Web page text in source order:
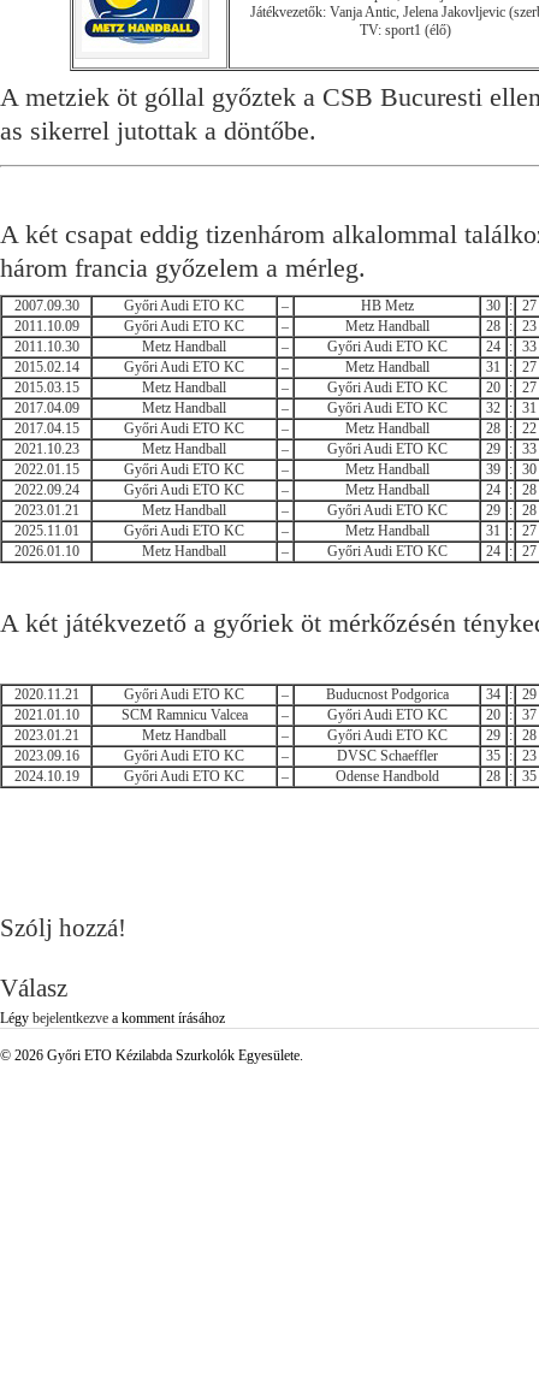
Játékvezetők: Vanja Antic, Jelena Jakovljevic
TV: sport1 (élő)
A metziek öt góllal győztek a CSB Bucuresti
as sikerrel jutottak a döntőbe.
A két csapat eddig tizenhárom alkalommal
három francia győzelem a mérleg.
2007.09.30 Győri Audi ETO KC – HB Metz 30 : 27
2011.10.09
Győri Audi ETO KC – Metz Handball 28 : 23
2011.10.30
Metz Handball – Győri Audi ETO KC 24 : 33
2015.02.14
Győri Audi ETO KC – Metz Handball 31 : 27
2015.03.15
Metz Handball – Győri Audi ETO KC 20 : 27
2017.04.09
Metz Handball – Győri Audi ETO KC 32 : 31
2017.04.15
Győri Audi ETO KC – Metz Handball 28 : 22
2021.10.23
Metz Handball – Győri Audi ETO KC 29 : 33
2022.01.15
Győri Audi ETO KC – Metz Handball 39 : 30
2022.09.24
Győri Audi ETO KC – Metz Handball 24 : 28
2023.01.21
Metz Handball – Győri Audi ETO KC 29 : 28
2025.11.01
Győri Audi ETO KC – Metz Handball 31 : 27
2026.01.10
Metz Handball – Győri Audi ETO KC 24 : 27
A két játékvezető a győriek öt mérkőzésén
2020.11.21 Győri Audi ETO KC – Buducnost Podgorica 34 : 29
2021.01.10
SCM Ramnicu Valcea – Győri Audi ETO KC 20 : 37
2023.01.21
Metz Handball – Győri Audi ETO KC 29 : 28
2023.09.16
Győri Audi ETO KC – DVSC Schaeffler 35 : 23
2024.10.19
Győri Audi ETO KC – Odense Handbold 28 : 35
Szólj hozzá!
Válasz
Légy bejelentkezve a komment írásához
© 2026 Győri ETO Kézilabda Szurkolók Egyesülete.